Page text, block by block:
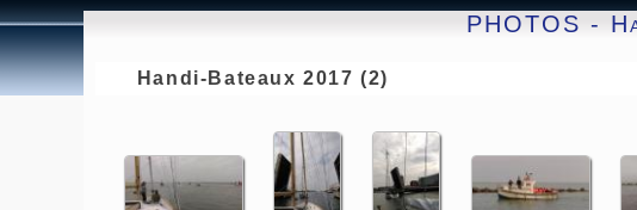
PHOTOS -
Handi-Bateaux 2017 (2)